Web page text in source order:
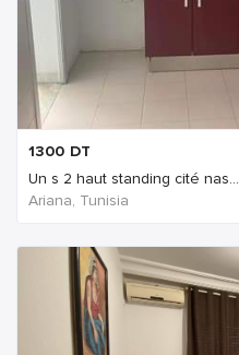
1300 DT
Un s 2 haut standing cité nas...
Ariana, Tunisia